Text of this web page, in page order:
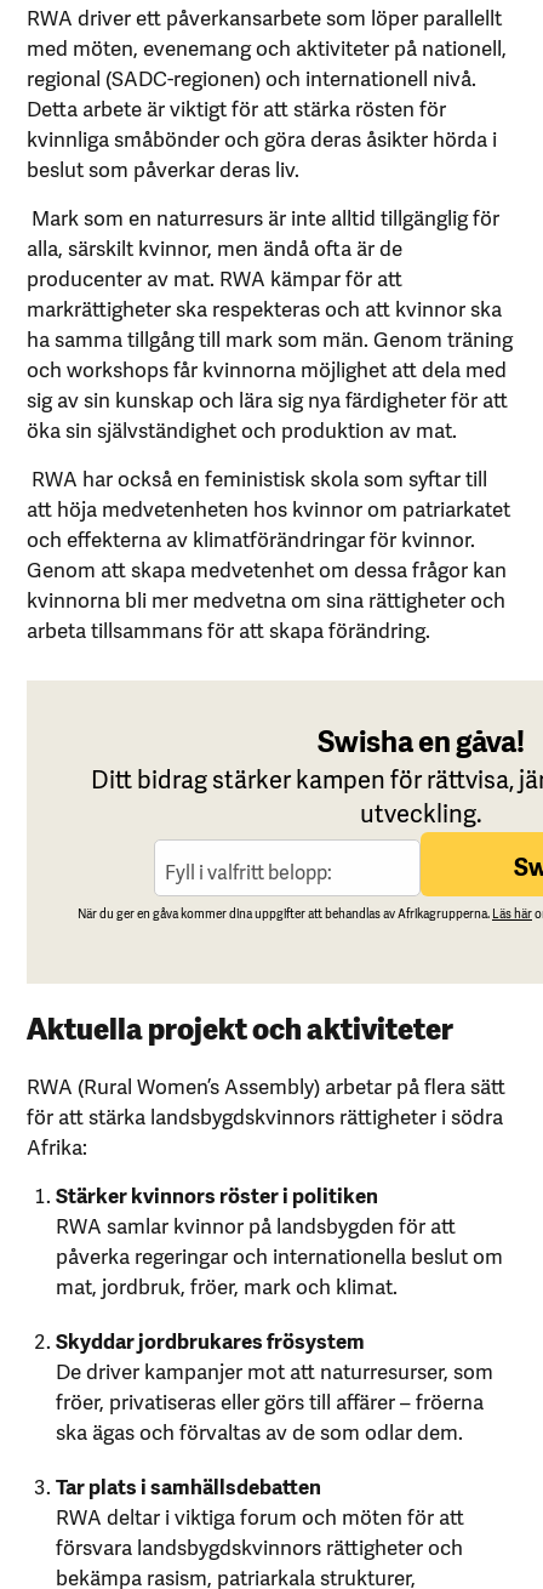
RWA driver ett påverkansarbete som löper parallellt
med möten, evenemang och aktiviteter på nationell,
regional (SADC-regionen) och internationell nivå.
Detta arbete är viktigt för att stärka rösten för
kvinnliga småbönder och göra deras åsikter hörda i
beslut som påverkar deras liv.
Mark som en naturresurs är inte alltid tillgänglig för
alla, särskilt kvinnor, men ändå ofta är de
producenter av mat. RWA kämpar för att
markrättigheter ska respekteras och att kvinnor ska
ha samma tillgång till mark som män. Genom träning
och workshops får kvinnorna möjlighet att dela med
sig av sin kunskap och lära sig nya färdigheter för att
öka sin självständighet och produktion av mat.
RWA har också en feministisk skola som syftar till
att höja medvetenheten hos kvinnor om patriarkatet
och effekterna av klimatförändringar för kvinnor.
Genom att skapa medvetenhet om dessa frågor kan
kvinnorna bli mer medvetna om sina rättigheter och
arbeta tillsammans för att skapa förändring.
Aktuella projekt och aktiviteter
RWA (Rural Women’s Assembly) arbetar på flera sätt
för att stärka landsbygdskvinnors rättigheter i södra
Afrika:
Stärker kvinnors röster i politiken
RWA samlar kvinnor på landsbygden för att
påverka regeringar och internationella beslut om
mat, jordbruk, fröer, mark och klimat.
Skyddar jordbrukares frösystem
De driver kampanjer mot att naturresurser, som
fröer, privatiseras eller görs till affärer – fröerna
ska ägas och förvaltas av de som odlar dem.
Tar plats i samhällsdebatten
RWA deltar i viktiga forum och möten för att
försvara landsbygdskvinnors rättigheter och
bekämpa rasism, patriarkala strukturer,